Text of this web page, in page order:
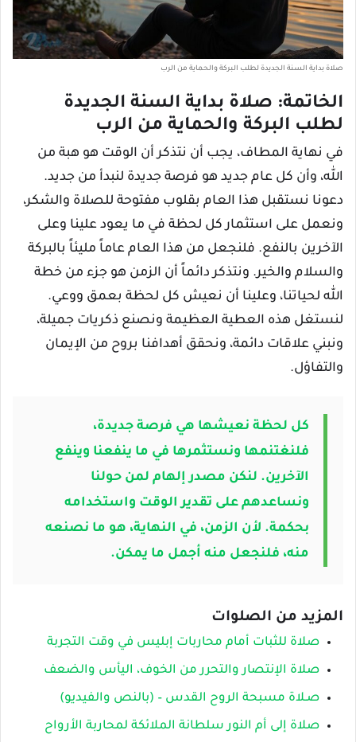
صلاة بداية السنة الجديدة لطلب البركة والحماية من الرب
الخاتمة: صلاة بداية السنة الجديدة
لطلب البركة والحماية من الرب
في نهاية المطاف، يجب أن نتذكر أن الوقت هو هبة من
الله، وأن كل عام جديد هو فرصة جديدة لنبدأ من جديد.
دعونا نستقبل هذا العام بقلوب مفتوحة للصلاة والشكر،
ونعمل على استثمار كل لحظة في ما يعود علينا وعلى
الآخرين بالنفع. فلنجعل من هذا العام عاماً مليئاً بالبركة
والسلام والخير. ونتذكر دائماً أن الزمن هو جزء من خطة
الله لحياتنا، وعلينا أن نعيش كل لحظة بعمق ووعي.
لنستغل هذه العطية العظيمة ونصنع ذكريات جميلة،
ونبني علاقات دائمة، ونحقق أهدافنا بروح من الإيمان
والتفاؤل.
كل لحظة نعيشها هي فرصة جديدة،
فلنغتنمها ونستثمرها في ما ينفعنا وينفع
الآخرين. لنكن مصدر إلهام لمن حولنا
ونساعدهم على تقدير الوقت واستخدامه
بحكمة. لأن الزمن، في النهاية، هو ما نصنعه
منه، فلنجعل منه أجمل ما يمكن.
المزيد من الصلوات
صلاة للثبات أمام محاربات إبليس في وقت التجربة
صلاة الإنتصار والتحرر من الخوف، اليأس والضعف
صـلاة مسبحة الروح القدس – (بالنص والفيديو)
صلاة إلى أم النور سلطانة الملائكة لمحاربة الأرواح